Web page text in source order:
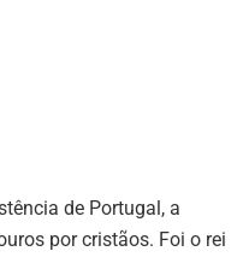
de Portugal, a
por cristãos. Foi o rei